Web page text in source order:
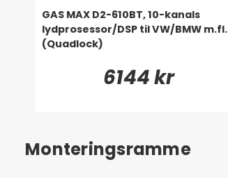
GAS MAX D2-610BT, 10-kanals
lydprosessor/DSP til VW/BMW m.fl.
(Quadlock)
6144 kr
Monteringsramme